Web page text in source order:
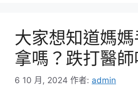
大家想知道媽
拿嗎？跌打醫
6 10 月, 2024 作者: admin